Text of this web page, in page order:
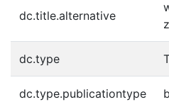
dc.title.alternative
dc.type
dc.type.publicationtype